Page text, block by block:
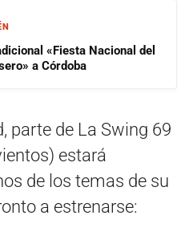
«Fiesta Nacional del
a Córdoba
parte de La Swing 69
estará
de los temas de su
a estrenarse: